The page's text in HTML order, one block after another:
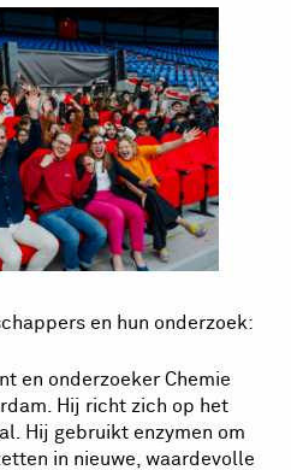
en hun onderzoek:
en onderzoeker Chemie
Hij richt zich op het
Hij gebruikt enzymen om
in nieuwe, waardevolle